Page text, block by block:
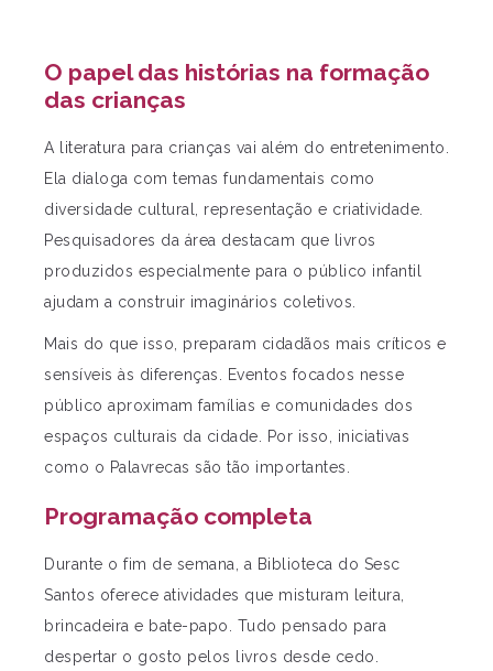
O papel das histórias na formação
das crianças
A literatura para crianças vai além do entretenimento.
Ela dialoga com temas fundamentais como
diversidade cultural, representação e criatividade.
Pesquisadores da área destacam que livros
produzidos especialmente para o público infantil
ajudam a construir imaginários coletivos.
Mais do que isso, preparam cidadãos mais críticos e
sensíveis às diferenças. Eventos focados nesse
público aproximam famílias e comunidades dos
espaços culturais da cidade. Por isso, iniciativas
como o Palavrecas são tão importantes.
Programação completa
Durante o fim de semana, a Biblioteca do Sesc
Santos oferece atividades que misturam leitura,
brincadeira e bate-papo. Tudo pensado para
despertar o gosto pelos livros desde cedo.